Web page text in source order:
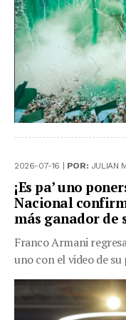
2026-07-16 | POR: JULIAN
¡Es pa’ uno
Nacional
más ganador de
Franco Armani
uno con el video de